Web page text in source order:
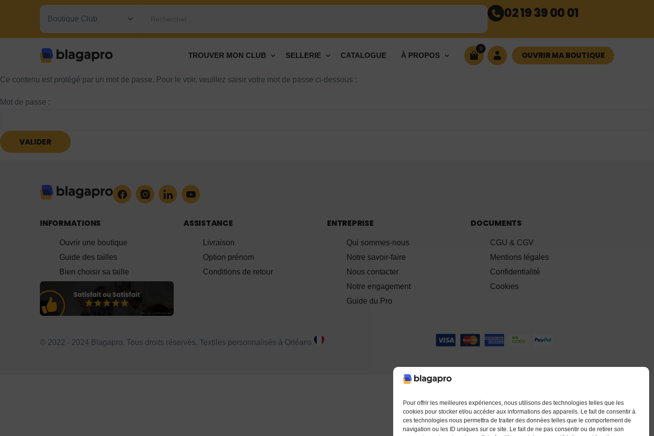
Pour offrir les meilleures expériences, nous utilisons des technologies telles que les
cookies pour stocker et/ou accéder aux informations des appareils. Le fait de consentir à
ces technologies nous permettra de traiter des données telles que le comportement de
navigation ou les ID uniques sur ce site. Le fait de ne pas consentir ou de retirer son
Rechercher… 02 19 39 00 01
TROUVER MON CLUB SELLERIE CATALOGUE À PROPOS
0
OUVRIR MA BOUTIQUE
Ce contenu est protégé par un mot de passe. Pour le voir, veuillez saisir votre mot de passe ci-dessous :
Mot de passe :
INFORMATIONS
Ouvrir une boutique
Guide des tailles
Bien choisir sa taille
ASSISTANCE
Livraison
Option prénom
Conditions de retour
ENTREPRISE
Qui sommes-nous
Notre savoir-faire
Nous contacter
Notre engagement
Guide du Pro
DOCUMENTS
CGU & CGV
Mentions légales
Confidentialité
Cookies
© 2022 - 2024 Blagapro. Tous droits réservés. Textiles personnalisés à Orléans